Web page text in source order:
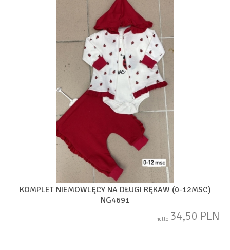
KOMPLET NIEMOWLĘCY NA DŁUGI RĘKAW (0-12MSC)
NG4691
netto 34,50 PLN